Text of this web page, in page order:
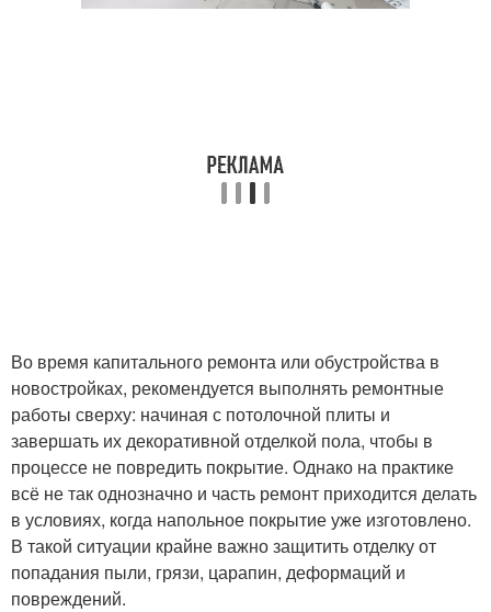
Во время капитального ремонта или обустройства в
новостройках, рекомендуется выполнять ремонтные
работы сверху: начиная с потолочной плиты и
завершать их декоративной отделкой пола, чтобы в
процессе не повредить покрытие. Однако на практике
всё не так однозначно и часть ремонт приходится делать
в условиях, когда напольное покрытие уже изготовлено.
В такой ситуации крайне важно защитить отделку от
попадания пыли, грязи, царапин, деформаций и
повреждений.